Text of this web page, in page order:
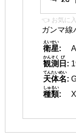
👈 お気に
ガンマ線
衛星
えいせい
:
観測
かんそく
日
び
:
天体名
てんたいめい
:
種類
しゅるい
: X